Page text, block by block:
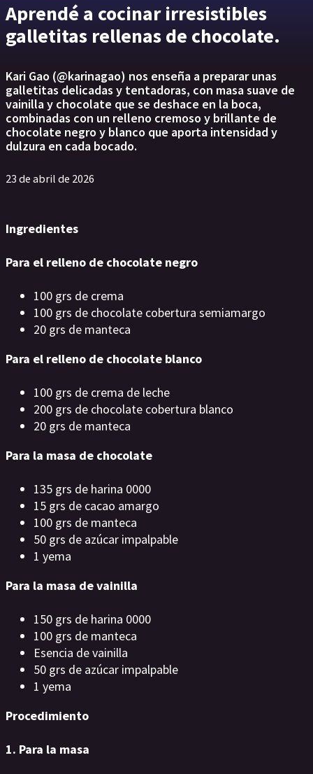
Aprendé a cocinar irresistibles
galletitas rellenas de chocolate.
Kari Gao (@karinagao) nos enseña a preparar unas
galletitas delicadas y tentadoras, con masa suave de
vainilla y chocolate que se deshace en la boca,
combinadas con un relleno cremoso y brillante de
chocolate negro y blanco que aporta intensidad y
dulzura en cada bocado.
23 de abril de 2026
Ingredientes
Para el relleno de chocolate negro
100 grs de crema
100 grs de chocolate cobertura semiamargo
20 grs de manteca
Para el relleno de chocolate blanco
100 grs de crema de leche
200 grs de chocolate cobertura blanco
20 grs de manteca
Para la masa de chocolate
135 grs de harina 0000
15 grs de cacao amargo
100 grs de manteca
50 grs de azúcar impalpable
1 yema
Para la masa de vainilla
150 grs de harina 0000
100 grs de manteca
Esencia de vainilla
50 grs de azúcar impalpable
1 yema
Procedimiento
1. Para la masa